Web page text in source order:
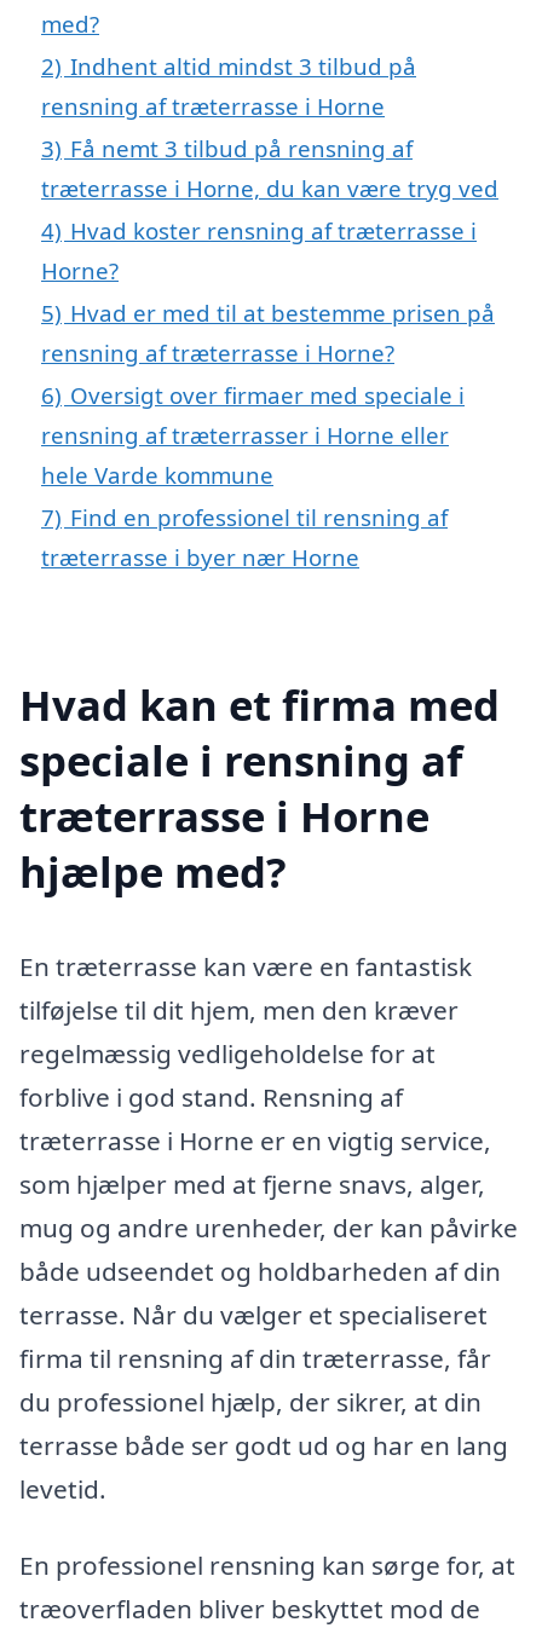
med?
2) Indhent altid mindst 3 tilbud på
rensning af træterrasse i Horne
3) Få nemt 3 tilbud på rensning af
træterrasse i Horne, du kan være tryg ved
4) Hvad koster rensning af træterrasse i
Horne?
5) Hvad er med til at bestemme prisen på
rensning af træterrasse i Horne?
6) Oversigt over firmaer med speciale i
rensning af træterrasser i Horne eller
hele Varde kommune
7) Find en professionel til rensning af
træterrasse i byer nær Horne
Hvad kan et firma med
speciale i rensning af
træterrasse i Horne
hjælpe med?
En træterrasse kan være en fantastisk
tilføjelse til dit hjem, men den kræver
regelmæssig vedligeholdelse for at
forblive i god stand. Rensning af
træterrasse i Horne er en vigtig service,
som hjælper med at fjerne snavs, alger,
mug og andre urenheder, der kan påvirke
både udseendet og holdbarheden af din
terrasse. Når du vælger et specialiseret
firma til rensning af din træterrasse, får
du professionel hjælp, der sikrer, at din
terrasse både ser godt ud og har en lang
levetid.
En professionel rensning kan sørge for, at
træoverfladen bliver beskyttet mod de